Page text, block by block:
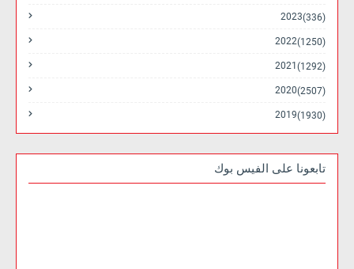
2023 (336)
2022 (1250)
2021 (1292)
2020 (2507)
2019 (1930)
تابعونا على الفيس بوك